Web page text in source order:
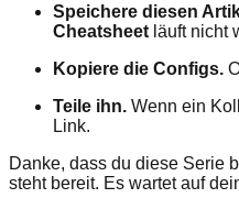
Speichere diesen
Cheatsheet läuft nicht
Kopiere die Configs.
Teile ihn. Wenn ein
Link.
Danke, dass du diese Serie
steht bereit. Es wartet auf